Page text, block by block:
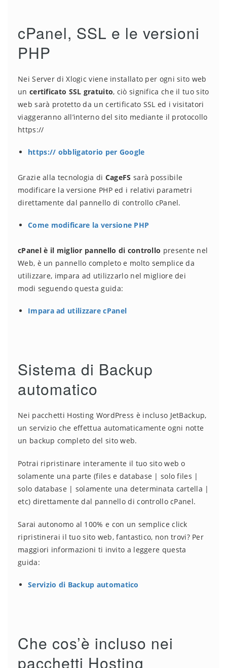
cPanel, SSL e le versioni
PHP
Nei Server di Xlogic viene installato per ogni sito web
un certificato SSL gratuito, ciò significa che il tuo sito
web sarà protetto da un certificato SSL ed i visitatori
viaggeranno all’interno del sito mediante il protocollo
https://
https:// obbligatorio per Google
Grazie alla tecnologia di CageFS sarà possibile
modificare la versione PHP ed i relativi parametri
direttamente dal pannello di controllo cPanel.
Come modificare la versione PHP
cPanel è il miglior pannello di controllo presente nel
Web, è un pannello completo e molto semplice da
utilizzare, impara ad utilizzarlo nel migliore dei
modi seguendo questa guida:
Impara ad utilizzare cPanel
Sistema di Backup
automatico
Nei pacchetti Hosting WordPress è incluso JetBackup,
un servizio che effettua automaticamente ogni notte
un backup completo del sito web.
Potrai ripristinare interamente il tuo sito web o
solamente una parte (files e database | solo files |
solo database | solamente una determinata cartella |
etc) direttamente dal pannello di controllo cPanel.
Sarai autonomo al 100% e con un semplice click
ripristinerai il tuo sito web, fantastico, non trovi? Per
maggiori informazioni ti invito a leggere questa
guida:
Servizio di Backup automatico
Che cos’è incluso nei
pacchetti Hosting